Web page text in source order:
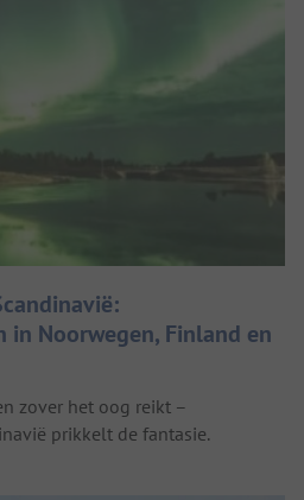
in Noorwegen, Finland en
zover het oog reikt –
prikkelt de fantasie.